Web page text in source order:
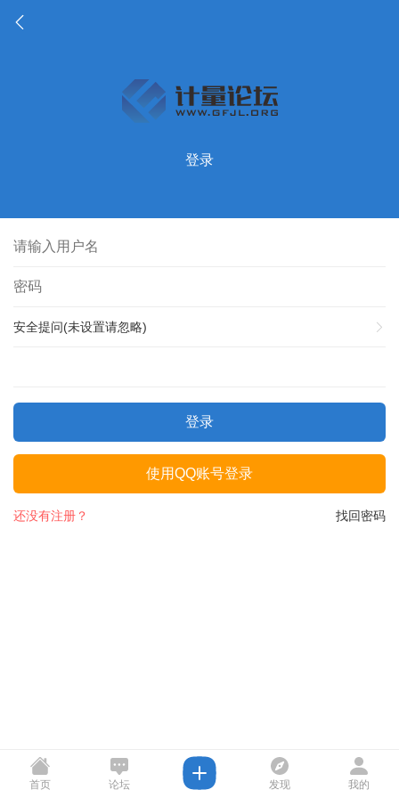
登录
安全提问(未设置请忽略)
登录
使用QQ账号登录
找回密码
还没有注册？
首页 论坛 发现 我的